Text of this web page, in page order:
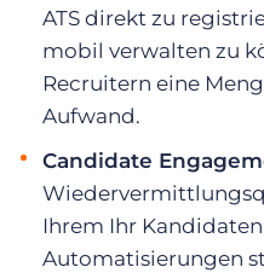
ATS direkt zu
mobil verwalten zu
Recruitern eine
Aufwand.
Candidate
Ihrem Ihr
Automatisierungen